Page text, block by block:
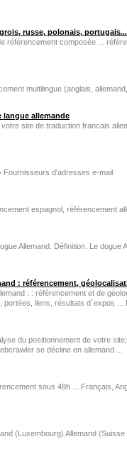
russe, polonais, portugais...
composée ...
multilingue (anglais,
allemande
site de traduction francais
Fournisseurs d'adresses e-mail
espagnol, référencement
Allemand. Définition. Le
: référencement,
: : référencement et de
liens, résultats d`expos ...
du positionnement de votre
se décline en allemand ...
sous 48h ... Français,
(Luxembourg) Allemand